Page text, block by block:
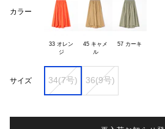
カラー
33 オレン
ジ
45 キャメ
ル
57 カーキ
サイズ 34(7号) 36(9号)